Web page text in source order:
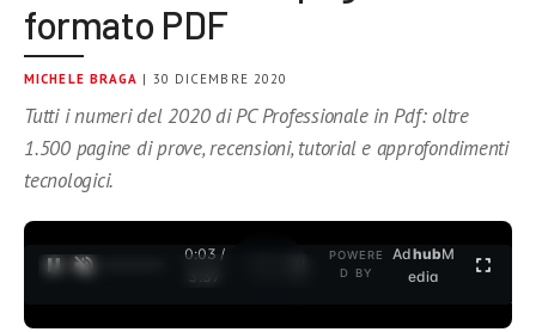
formato PDF
MICHELE BRAGA | 30 DICEMBRE 2020
Tutti i numeri del 2020 di PC Professionale in Pdf: oltre
1.500 pagine di prove, recensioni, tutorial e approfondimenti
tecnologici.
0:04 /
3:37
POWERE
D BY
AdhubM
edia